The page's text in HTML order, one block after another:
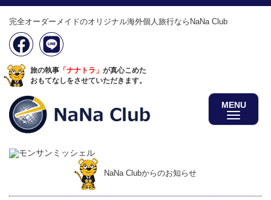
完全オーダーメイドのオリジナル海外個人旅行ならNaNa Club
旅の執事 「ナナトラ」 が真心こめた
おもてなしをさせていただきます。
MENU
NaNa Clubからのお知らせ